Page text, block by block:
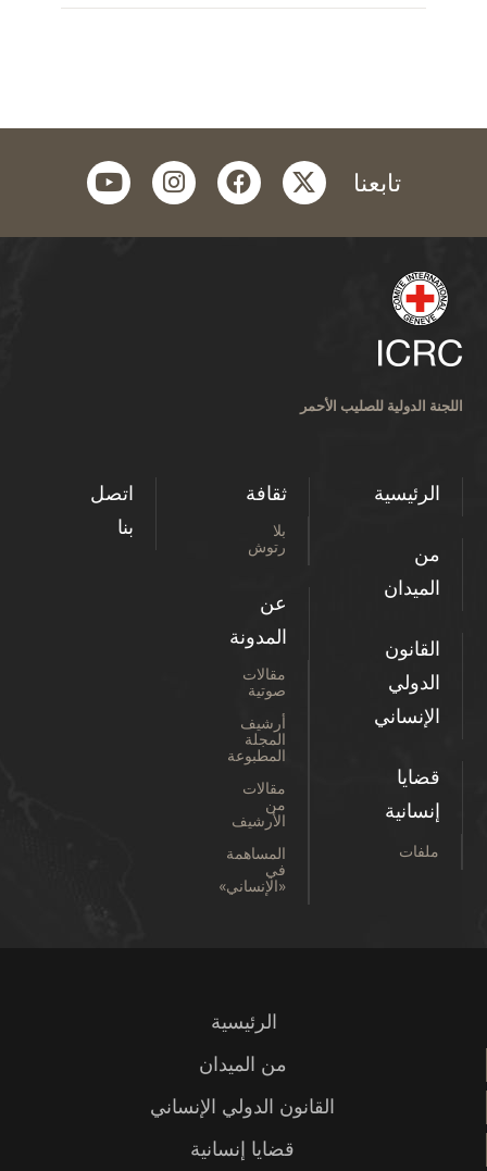
تابعنا twitter
facebook
instagram
youtube
اللجنة الدولية للصليب الأحمر
الرئيسية
من
الميدان
القانون
الدولي
الإنساني
قضايا
إنسانية
ملفات
ثقافة
بلا
رتوش
عن
المدونة
مقالات
صوتية
أرشيف
المجلة
المطبوعة
مقالات
من
الأرشيف
المساهمة
في
«الإنساني»
اتصل
بنا
الرئيسية
من الميدان
القانون الدولي الإنساني
قضايا إنسانية